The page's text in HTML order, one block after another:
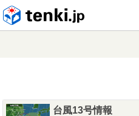
台風13号情報